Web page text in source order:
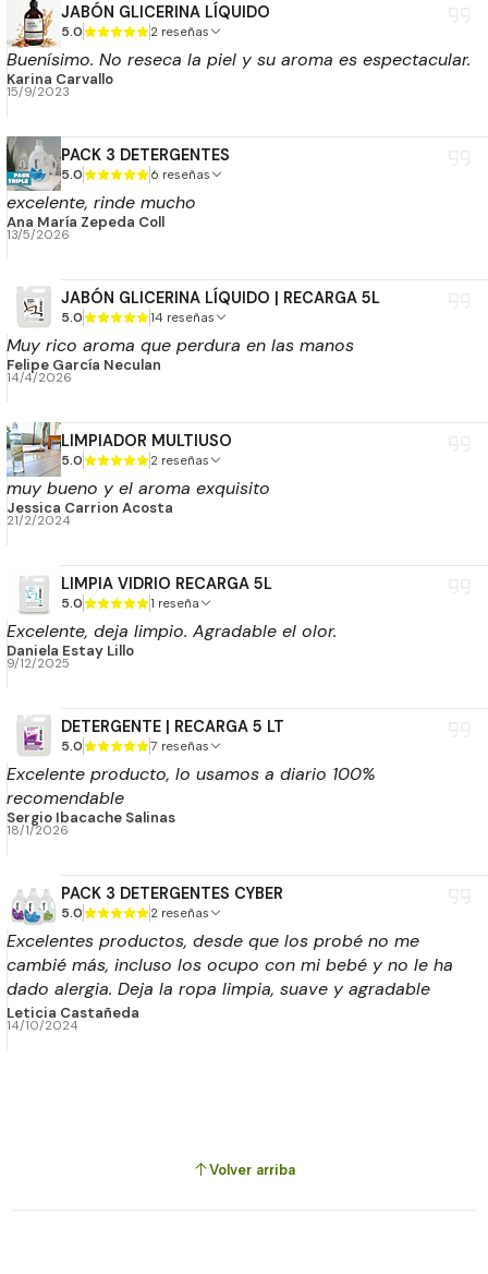
JABÓN GLICERINA LÍQUIDO
5.0 2 reseñas
Buenísimo. No reseca la piel y su aroma es espectacular.
Karina Carvallo
15/9/2023
PACK 3 DETERGENTES
5.0 6 reseñas
excelente, rinde mucho
Ana María Zepeda Coll
13/5/2026
JABÓN GLICERINA LÍQUIDO | RECARGA 5L
5.0 14 reseñas
Muy rico aroma que perdura en las manos
Felipe García Neculan
14/4/2026
LIMPIADOR MULTIUSO
5.0 2 reseñas
muy bueno y el aroma exquisito
Jessica Carrion Acosta
21/2/2024
LIMPIA VIDRIO RECARGA 5L
5.0 1 reseña
Excelente, deja limpio. Agradable el olor.
Daniela Estay Lillo
9/12/2025
DETERGENTE | RECARGA 5 LT
5.0 7 reseñas
Excelente producto, lo usamos a diario 100%
recomendable
Sergio Ibacache Salinas
18/1/2026
PACK 3 DETERGENTES CYBER
5.0 2 reseñas
Excelentes productos, desde que los probé no me
cambié más, incluso los ocupo con mi bebé y no le ha
dado alergia. Deja la ropa limpia, suave y agradable
aroma. Ni siquiera ocupo suavizante.
Leticia Castañeda
14/10/2024
Volver arriba